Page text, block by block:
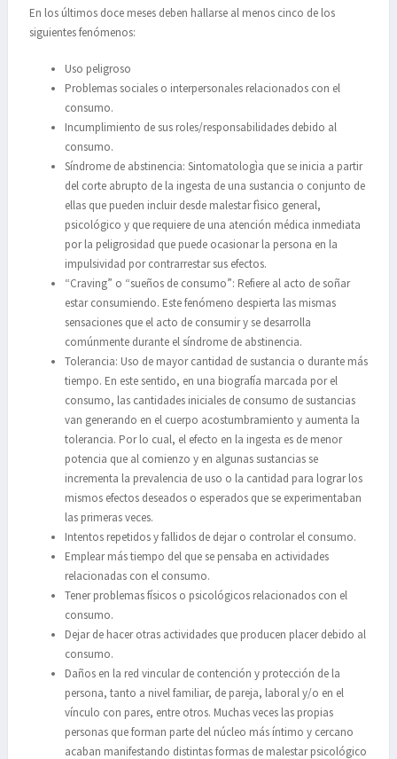
En los últimos doce meses deben hallarse al menos cinco de los
siguientes fenómenos:
Uso peligroso
Problemas sociales o interpersonales relacionados con el
consumo.
Incumplimiento de sus roles/responsabilidades debido al
consumo.
Síndrome de abstinencia: Sintomatologìa que se inicia a partir
del corte abrupto de la ingesta de una sustancia o conjunto de
ellas que pueden incluir desde malestar fìsico general,
psicológico y que requiere de una atención médica inmediata
por la peligrosidad que puede ocasionar la persona en la
impulsividad por contrarrestar sus efectos.
“Craving” o “sueños de consumo”: Refiere al acto de soñar
estar consumiendo. Este fenómeno despierta las mismas
sensaciones que el acto de consumir y se desarrolla
comúnmente durante el síndrome de abstinencia.
Tolerancia: Uso de mayor cantidad de sustancia o durante más
tiempo. En este sentido, en una biografía marcada por el
consumo, las cantidades iniciales de consumo de sustancias
van generando en el cuerpo acostumbramiento y aumenta la
tolerancia. Por lo cual, el efecto en la ingesta es de menor
potencia que al comienzo y en algunas sustancias se
incrementa la prevalencia de uso o la cantidad para lograr los
mismos efectos deseados o esperados que se experimentaban
las primeras veces.
Intentos repetidos y fallidos de dejar o controlar el consumo.
Emplear más tiempo del que se pensaba en actividades
relacionadas con el consumo.
Tener problemas físicos o psicológicos relacionados con el
consumo.
Dejar de hacer otras actividades que producen placer debido al
consumo.
Daños en la red vincular de contención y protección de la
persona, tanto a nivel familiar, de pareja, laboral y/o en el
vínculo con pares, entre otros. Muchas veces las propias
personas que forman parte del núcleo más íntimo y cercano
acaban manifestando distintas formas de malestar psicológico